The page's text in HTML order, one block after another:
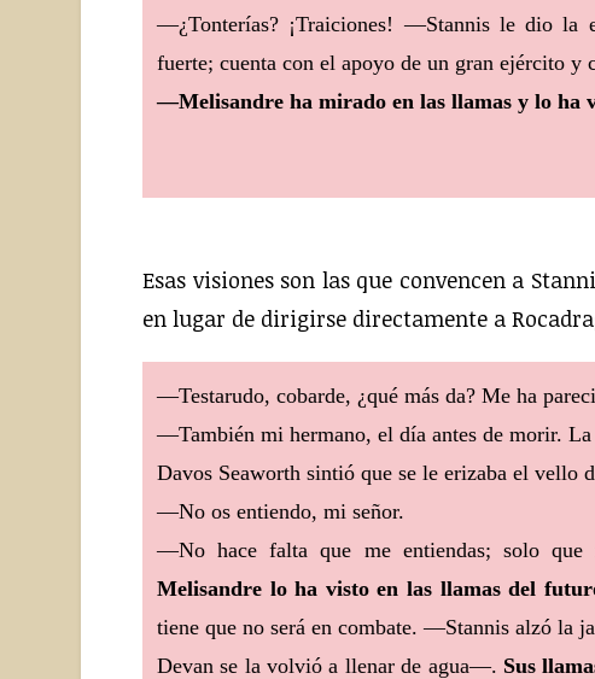
—¿Tonterías? ¡Traiciones! —Stannis le dio la
fuerte; cuenta con el apoyo de un gran ejército y
—Melisandre ha mirado en las llamas y lo ha
Esas visiones son las que convencen a
en lugar de dirigirse directamente a
—Testarudo, cobarde, ¿qué más da? Me ha
—También mi hermano, el día antes de morir. La
Davos Seaworth sintió que se le erizaba el vello
—No os entiendo, mi señor.
—No hace falta que me entiendas; solo que
Melisandre lo ha visto en las llamas del
tiene que no será en combate. —Stannis alzó la
Devan se la volvió a llenar de agua—. Sus